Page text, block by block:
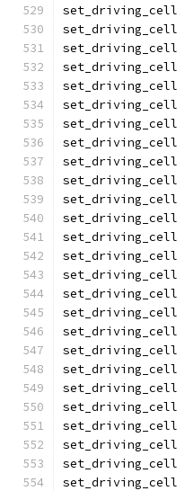
set_driving_cell
set_driving_cell
set_driving_cell
set_driving_cell
set_driving_cell
set_driving_cell
set_driving_cell
set_driving_cell
set_driving_cell
set_driving_cell
set_driving_cell
set_driving_cell
set_driving_cell
set_driving_cell
set_driving_cell
set_driving_cell
set_driving_cell
set_driving_cell
set_driving_cell
set_driving_cell
set_driving_cell
set_driving_cell
set_driving_cell
set_driving_cell
set_driving_cell
set_driving_cell